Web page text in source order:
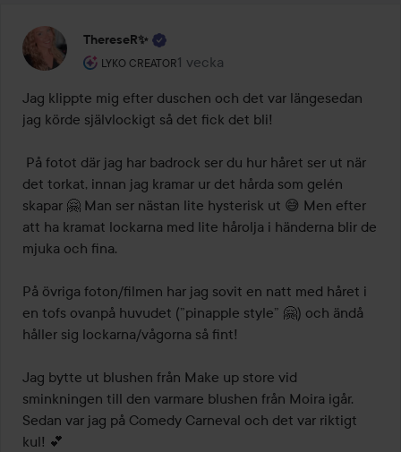
ThereseR✨
LYKO CREATOR
Användarens roll: Lyko Creator.
1 vecka
Inlägget skapades 1 vecka
Jag klippte mig efter duschen och det var längesedan
jag körde självlockigt så det fick det bli!
det torkat, innan jag kramar ur det hårda som gelén
skapar 🤗 Man ser nästan lite hysterisk ut 😅 Men efter
att ha kramat lockarna med lite hårolja i händerna blir de
mjuka och fina.
På övriga foton/filmen har jag sovit en natt med håret i
en tofs ovanpå huvudet (”pinapple style” 🤗) och ändå
håller sig lockarna/vågorna så fint!
Jag bytte ut blushen från Make up store vid
sminkningen till den varmare blushen från Moira igår.
Sedan var jag på Comedy Carneval och det var riktigt
kul! 💕